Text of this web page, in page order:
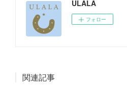
ULALA
フォロー
関連記事